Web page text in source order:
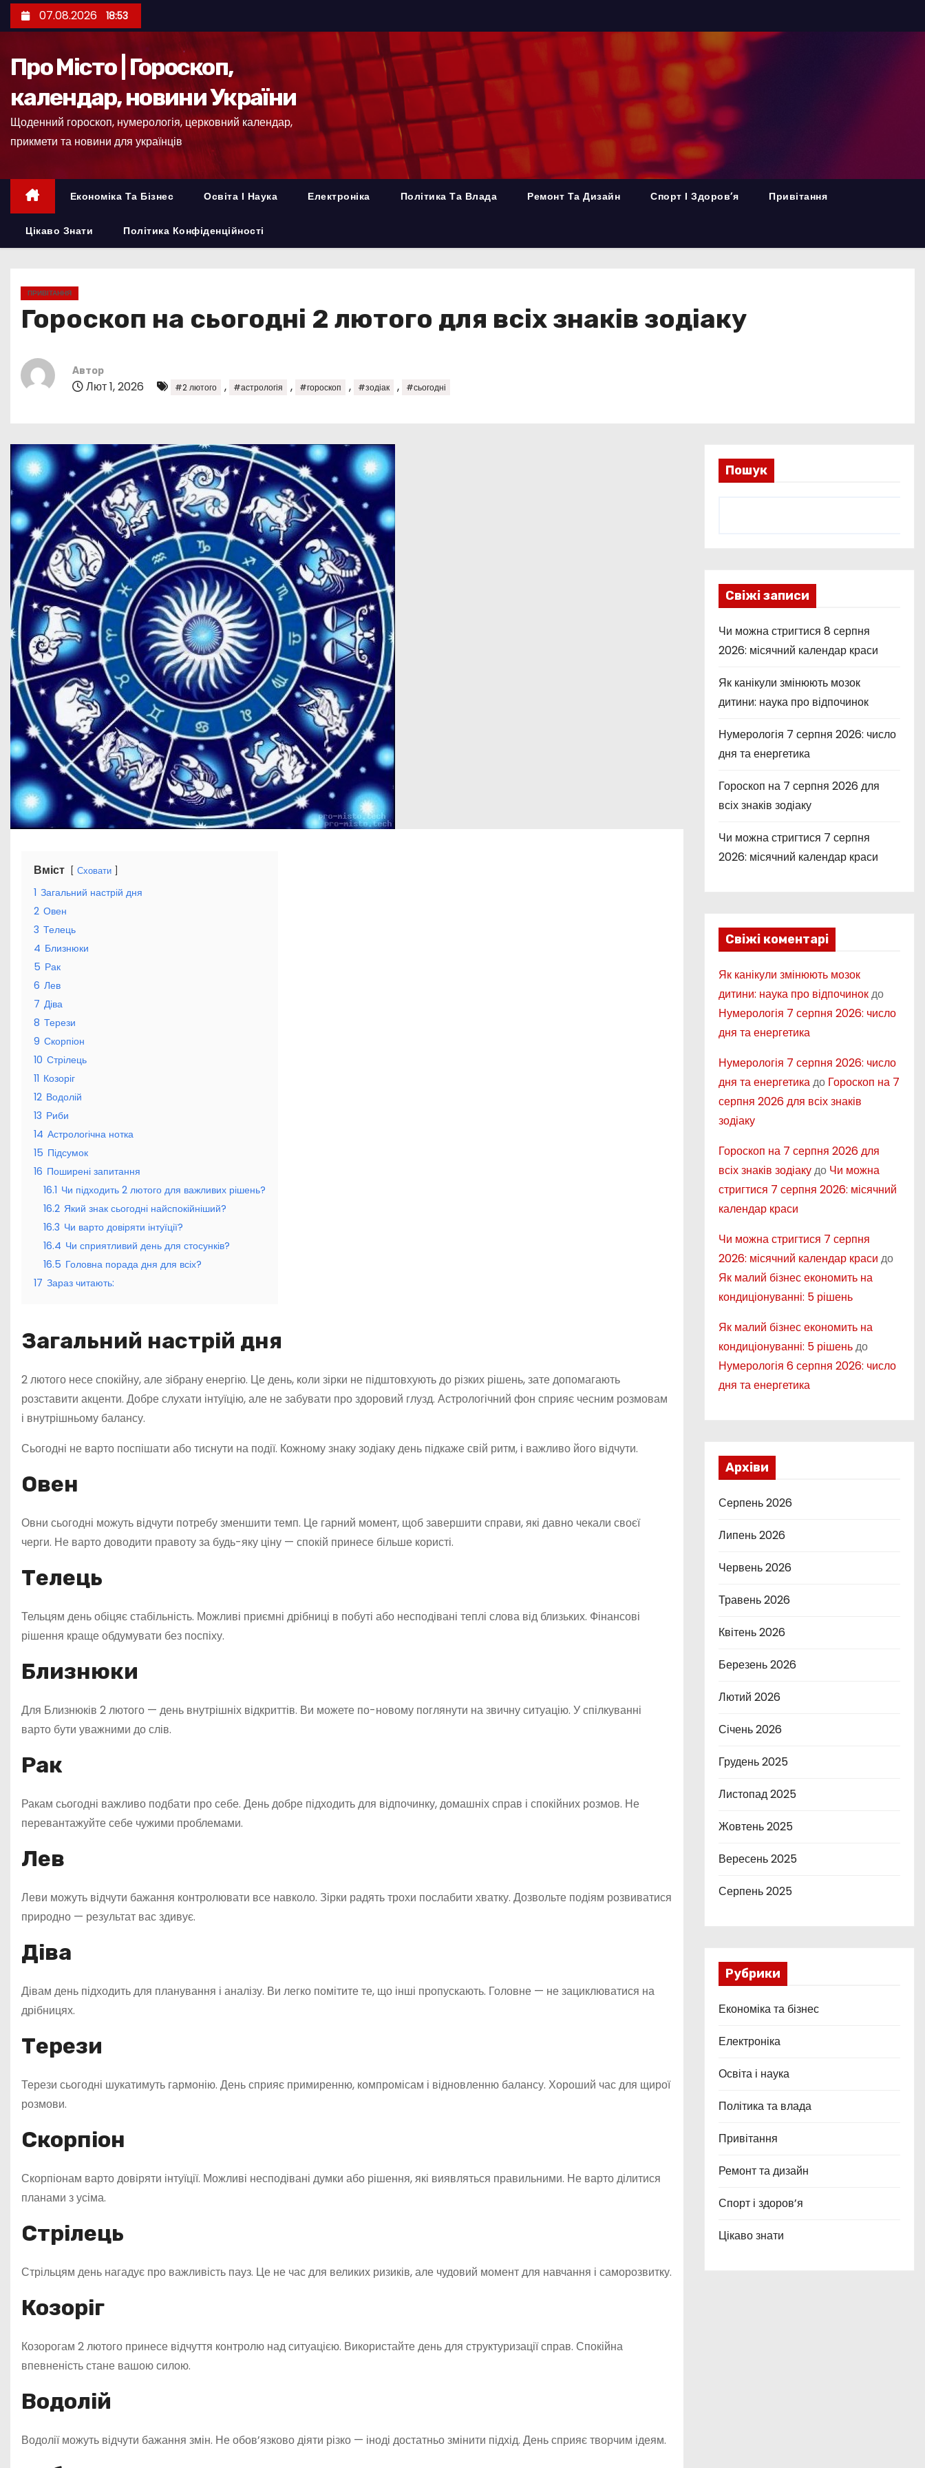
е
к
07.08.2026 18:53
Про Місто | Гороскоп,
календар, новини України
Щоденний гороскоп, нумерологія, церковний календар,
прикмети та новини для українців
Економіка Та Бізнес Освіта І Наука Електроніка Політика Та Влада Ремонт Та Дизайн Спорт І Здоров’я Привітання
Цікаво Знати Політика Конфіденційності
ПРИВІТАННЯ
Гороскоп на сьогодні 2 лютого для всіх знаків зодіаку
Автор
Лют 1, 2026 #2 лютого , #астрологія , #гороскоп , #зодіак , #сьогодні
Вміст Сховати
1 Загальний настрій дня
2 Овен
3 Телець
4 Близнюки
5 Рак
6 Лев
7 Діва
8 Терези
9 Скорпіон
10 Стрілець
11 Козоріг
12 Водолій
13 Риби
14 Астрологічна нотка
15 Підсумок
16 Поширені запитання
16.1 Чи підходить 2 лютого для важливих рішень?
16.2 Який знак сьогодні найспокійніший?
16.3 Чи варто довіряти інтуїції?
16.4 Чи сприятливий день для стосунків?
16.5 Головна порада дня для всіх?
17 Зараз читають:
Загальний настрій дня
2 лютого несе спокійну, але зібрану енергію. Це день, коли зірки не підштовхують до різких рішень, зате допомагають
розставити акценти. Добре слухати інтуїцію, але не забувати про здоровий глузд. Астрологічний фон сприяє чесним розмовам
і внутрішньому балансу.
Сьогодні не варто поспішати або тиснути на події. Кожному знаку зодіаку день підкаже свій ритм, і важливо його відчути.
Овен
Овни сьогодні можуть відчути потребу зменшити темп. Це гарний момент, щоб завершити справи, які давно чекали своєї
черги. Не варто доводити правоту за будь-яку ціну — спокій принесе більше користі.
Телець
Тельцям день обіцяє стабільність. Можливі приємні дрібниці в побуті або несподівані теплі слова від близьких. Фінансові
рішення краще обдумувати без поспіху.
Близнюки
Для Близнюків 2 лютого — день внутрішніх відкриттів. Ви можете по-новому поглянути на звичну ситуацію. У спілкуванні
варто бути уважними до слів.
Рак
Ракам сьогодні важливо подбати про себе. День добре підходить для відпочинку, домашніх справ і спокійних розмов. Не
перевантажуйте себе чужими проблемами.
Лев
Леви можуть відчути бажання контролювати все навколо. Зірки радять трохи послабити хватку. Дозвольте подіям розвиватися
природно — результат вас здивує.
Діва
Дівам день підходить для планування і аналізу. Ви легко помітите те, що інші пропускають. Головне — не зациклюватися на
дрібницях.
Терези
Терези сьогодні шукатимуть гармонію. День сприяє примиренню, компромісам і відновленню балансу. Хороший час для щирої
розмови.
Скорпіон
Скорпіонам варто довіряти інтуїції. Можливі несподівані думки або рішення, які виявляться правильними. Не варто ділитися
планами з усіма.
Стрілець
Стрільцям день нагадує про важливість пауз. Це не час для великих ризиків, але чудовий момент для навчання і саморозвитку.
Козоріг
Козорогам 2 лютого принесе відчуття контролю над ситуацією. Використайте день для структуризації справ. Спокійна
впевненість стане вашою силою.
Водолій
Водолії можуть відчути бажання змін. Не обов’язково діяти різко — іноді достатньо змінити підхід. День сприяє творчим ідеям.
Пошук
Свіжі записи
Чи можна стригтися 8 серпня
2026: місячний календар краси
Як канікули змінюють мозок
дитини: наука про відпочинок
Нумерологія 7 серпня 2026: число
дня та енергетика
Гороскоп на 7 серпня 2026 для
всіх знаків зодіаку
Чи можна стригтися 7 серпня
2026: місячний календар краси
Свіжі коментарі
Як канікули змінюють мозок
дитини: наука про відпочинокдо
Нумерологія 7 серпня 2026: число
дня та енергетика
Нумерологія 7 серпня 2026: число
дня та енергетикадо Гороскоп на 7
серпня 2026 для всіх знаків
зодіаку
Гороскоп на 7 серпня 2026 для
всіх знаків зодіакудо Чи можна
стригтися 7 серпня 2026: місячний
календар краси
Чи можна стригтися 7 серпня
2026: місячний календар краси до
Як малий бізнес економить на
кондиціонуванні: 5 рішень
Як малий бізнес економить на
кондиціонуванні: 5 рішеньдо
Нумерологія 6 серпня 2026: число
дня та енергетика
Архіви
Серпень 2026
Липень 2026
Червень 2026
Травень 2026
Квітень 2026
Березень 2026
Лютий 2026
Січень 2026
Грудень 2025
Листопад 2025
Жовтень 2025
Вересень 2025
Серпень 2025
Рубрики
Економіка та бізнес
Електроніка
Освіта і наука
Політика та влада
Привітання
Ремонт та дизайн
Спорт і здоров’я
Цікаво знати